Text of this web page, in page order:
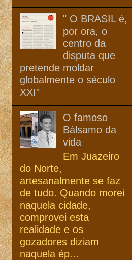
" O BRASIL é,
por ora, o
centro da
disputa que
pretende moldar
globalmente o século
XXI"
O famoso
Bálsamo da
vida
Em Juazeiro
do Norte,
artesanalmente se faz
de tudo. Quando morei
naquela cidade,
comprovei esta
realidade e os
gozadores diziam
naquela ép...